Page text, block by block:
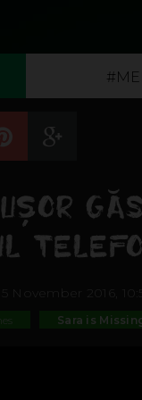
November 2016,
Sara is